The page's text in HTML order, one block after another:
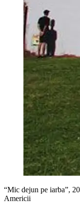
“Mic dejun pe iarba”,
Americii